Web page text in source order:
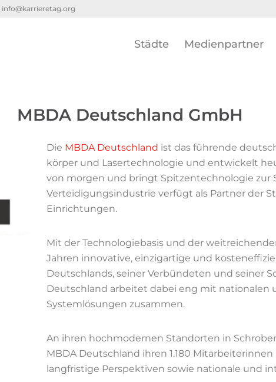
info@karrieretag.org
Städte Medienpartner
MBDA Deutschland GmbH
Die MBDA Deutschland ist das führende
körper und Laser­techno­logie und entwickelt
von morgen und bringt Spitzentechnologie zur
Verteidigungsindustrie verfügt als Partner der
Einrichtungen.
Mit der Technologiebasis und der
Jahren innovative, einzigartige und
Deutschlands, seiner Verbündeten und seiner
Deutschland arbeitet dabei eng mit
Systemlösungen zusammen.
An ihren hochmodernen Standorten in
MBDA Deutschland ihren 1.180
langfristige Perspektiven sowie nationale und